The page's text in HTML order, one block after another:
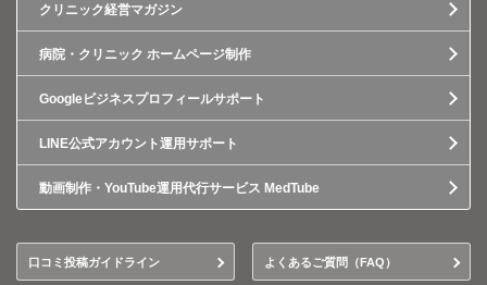
クリニック経営マガジン
病院・クリニック ホームページ制作
Googleビジネスプロフィールサポート
LINE公式アカウント運用サポート
動画制作・YouTube運用代行サービス MedTube
口コミ投稿ガイドライン よくあるご質問（FAQ）